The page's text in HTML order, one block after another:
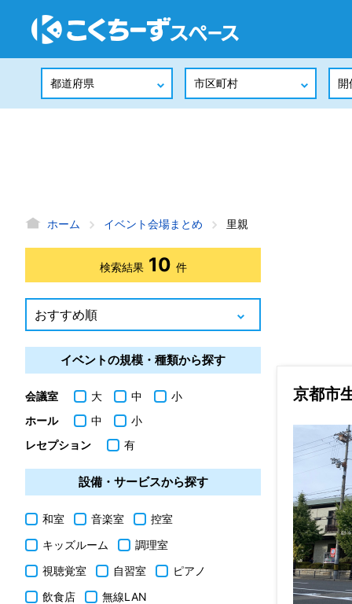
ホーム イベント会場まとめ 里親
京都市
検索結果 10 件
イベントの規模・種類から探す
会議室 大 中
小
ホール
中
小
レセプション
有
設備・サービスから探す
和室 音楽室
控室
キッズルーム
調理室
視聴覚室
自習室
ピアノ
飲食店
無線LAN